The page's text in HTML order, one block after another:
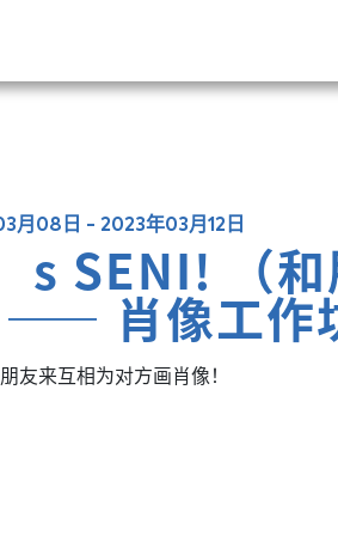
月08日 - 2023年03月12日
SENI! （和
肖像工作
友来互相为对方画肖像！